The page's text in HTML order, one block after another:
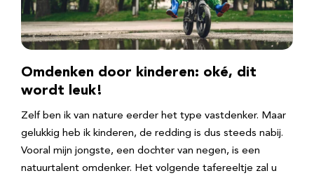
Omdenken door kinderen: oké, dit
wordt leuk!
Zelf ben ik van nature eerder het type vastdenker. Maar
gelukkig heb ik kinderen, de redding is dus steeds nabij.
Vooral mijn jongste, een dochter van negen, is een
natuurtalent omdenker. Het volgende tafereeltje zal u